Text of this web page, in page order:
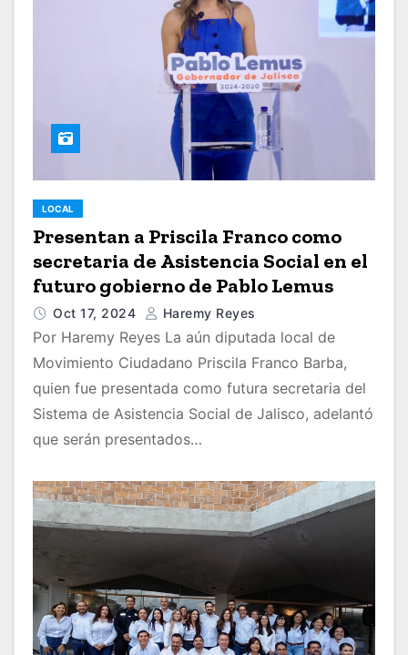
LOCAL
Presentan a Priscila Franco como
secretaria de Asistencia Social en el
futuro gobierno de Pablo Lemus
Oct 17, 2024 Haremy Reyes
Por Haremy Reyes La aún diputada local de
Movimiento Ciudadano Priscila Franco Barba,
quien fue presentada como futura secretaria del
Sistema de Asistencia Social de Jalisco, adelantó
que serán presentados…